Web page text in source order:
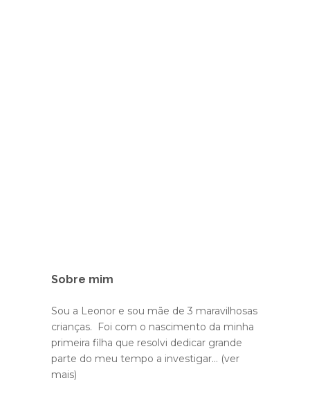
Sobre mim
Sou a Leonor e sou mãe de 3 maravilhosas
crianças. Foi com o nascimento da minha
primeira filha que resolvi dedicar grande
parte do meu tempo a investigar... (ver
mais)